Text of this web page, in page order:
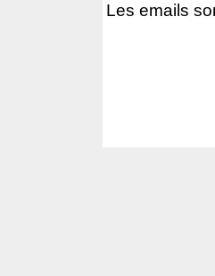
Les emails